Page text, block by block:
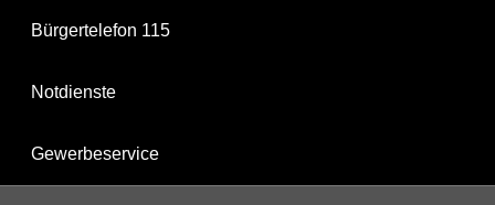
Bürgertelefon 115
Notdienste
Gewerbeservice